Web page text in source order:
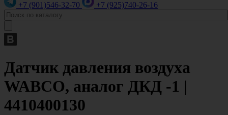
+7 (901)546-32-70 +7 (925)740-26-16
Датчик давления воздуха
WABCO, аналог ДКД -1 |
4410400130